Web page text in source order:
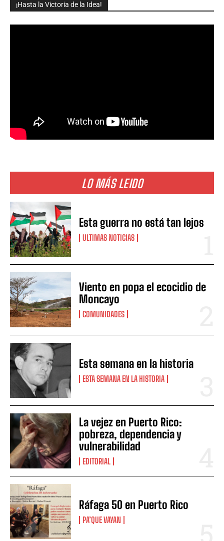
¡Hasta la Victoria de la Idea!
LO MÁS LEIDO
Esta guerra no está tan lejos
ULTIMAS NOTICIAS
Viento en popa el ecocidio de
Moncayo
COMUNIDADES
Esta semana en la historia
ESTA SEMANA EN LA HISTORIA
La vejez en Puerto Rico:
pobreza, dependencia y
vulnerabilidad
EDITORIAL
Ráfaga 50 en Puerto Rico
PA’QUE VAYAN